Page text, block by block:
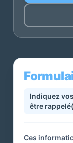
Indiquez
être
Ces